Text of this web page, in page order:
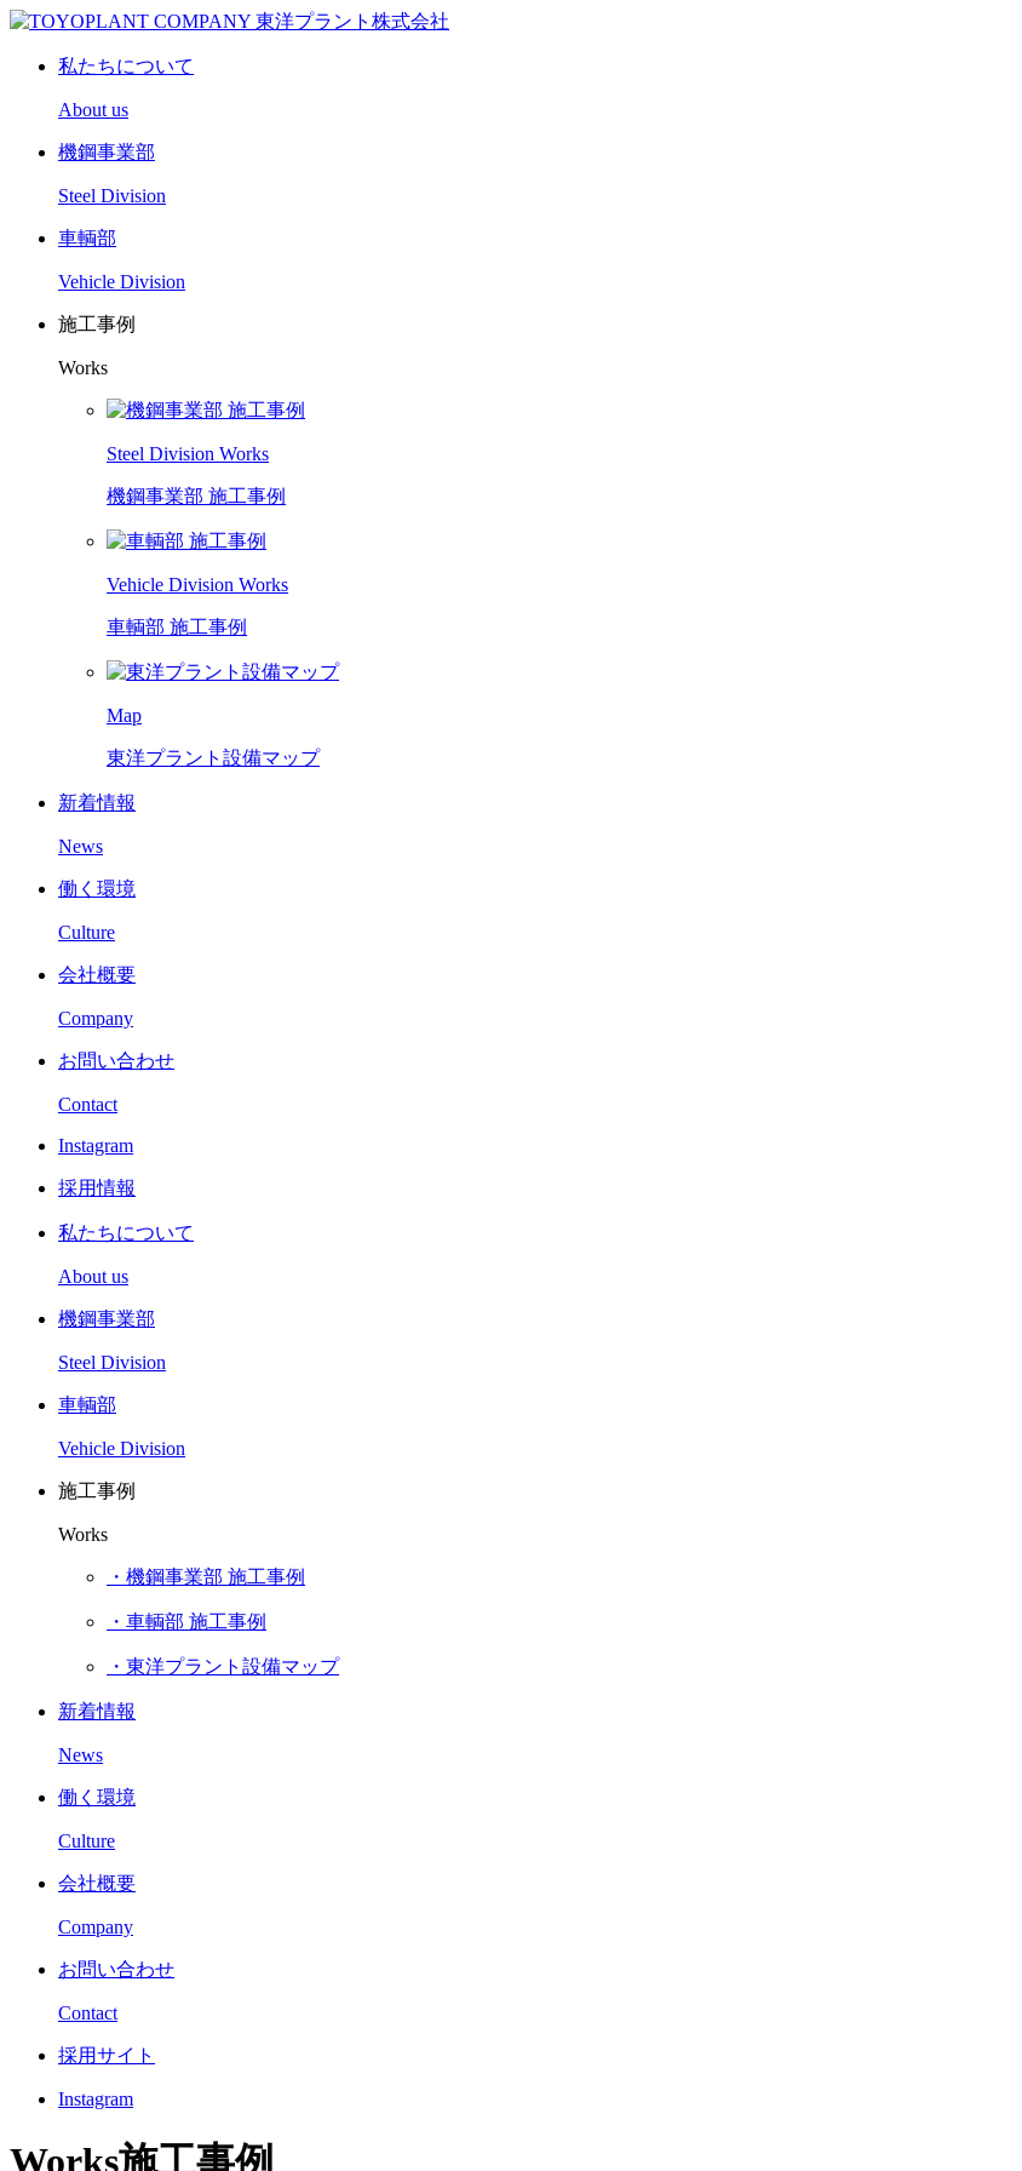
私たちについて
About us
機鋼事業部
Steel Division
車輌部
Vehicle Division
施工事例
Works
Steel Division Works
機鋼事業部 施工事例
Vehicle Division Works
車輌部 施工事例
Map
東洋プラント設備マップ
新着情報
News
働く環境
Culture
会社概要
Company
お問い合わせ
Contact
Instagram
採用情報
私たちについて
About us
機鋼事業部
Steel Division
車輌部
Vehicle Division
施工事例
Works
・機鋼事業部 施工事例
・車輌部 施工事例
・東洋プラント設備マップ
新着情報
News
働く環境
Culture
会社概要
Company
お問い合わせ
Contact
採用サイト
Instagram
Works施工事例